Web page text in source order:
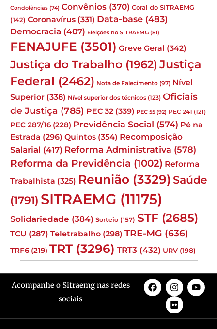
Condolências (74) Convênios (370) Coral do SITRAEMG
(142) Coronavírus (331) Data-base (483)
Democracia (407) Eleições no SITRAEMG (81)
FENAJUFE (3501) Greve Geral (342)
Justiça do Trabalho (1962) Justiça
Federal (2462) Nota de Falecimento (97) Nível
Superior (338) Nível superior dos técnicos (123) Oficiais
de Justiça (785) PEC 32 (339) PEC 55 (92) PEC 241 (121)
PEC 287/16 (228) Previdência Social (574) Pé na
Estrada (296) Quintos (354) Recomposição
Salarial (417) Reforma Administrativa (578)
Reforma da Previdência (1002) Reforma
Trabalhista (325) Reunião (3329) Saúde
(1791) SITRAEMG (11175)
Solidariedade (384) Sorteio (157) STF (2685)
TCU (287) Teletrabalho (298) TRE-MG (636)
TRF6 (219) TRT (3296) TRT3 (432) URV (198)
Acompanhe o Sitraemg nas redes
sociais